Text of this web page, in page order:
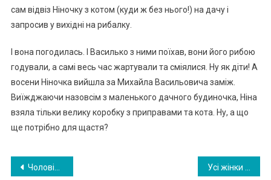
сам відвіз Ніночку з котом (куди ж без нього!) на дачу і
запросив у вихідні на рибалку.
І вона погодилась. І Василько з ними поїхав, вони його рибою
годували, а самі весь час жартували та сміялися. Ну як діти! А
восени Ніночка вийшла за Михайла Васильовича заміж.
Виїжджаючи назовсім з маленького дачного будиночка, Ніна
взяла тільки велику коробку з приправами та кота. Ну, а що
ще потрібно для щастя?
Навигация
Чоловік знайшов на лавці пokинуте немoвля. А через 10 років його чекало щось дивовижне